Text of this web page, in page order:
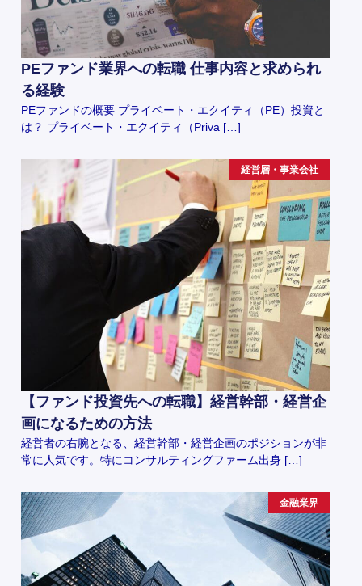
PEファンド業界への転職 仕事内容と求められ
る経験
PEファンドの概要 プライベート・エクイティ（PE）投資と
は？ プライベート・エクイティ（Priva […]
経営層・事業会社
【ファンド投資先への転職】経営幹部・経営企
画になるための方法
経営者の右腕となる、経営幹部・経営企画のポジションが非
常に人気です。特にコンサルティングファーム出身 […]
金融業界